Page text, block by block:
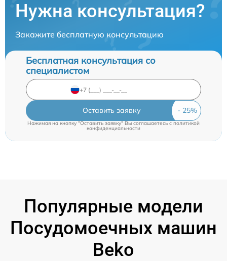
Нужна консультация?
Закажите бесплатную консультацию
Бесплатная консультация со
специалистом
Оставить заявку
Нажимая на кнопку "Оставить заявку" Вы соглашаетесь cполитикой
конфиденциальности
Популярные модели
Посудомоечных машин
Beko